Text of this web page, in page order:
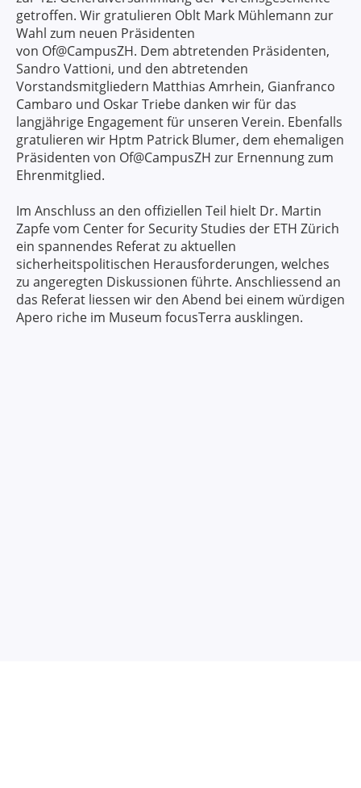
getroffen. Wir gratulieren Oblt Mark Mühlemann zur
Wahl zum neuen Präsidenten
von Of@CampusZH. Dem abtretenden Präsidenten,
Sandro Vattioni, und den abtretenden
Vorstandsmitgliedern Matthias Amrhein, Gianfranco
Cambaro und Oskar Triebe danken wir für das
langjährige Engagement für unseren Verein. Ebenfalls
gratulieren wir Hptm Patrick Blumer, dem ehemaligen
Präsidenten von Of@CampusZH zur Ernennung zum
Ehrenmitglied.
Im Anschluss an den offiziellen Teil hielt Dr. Martin
Zapfe vom Center for Security Studies der ETH Zürich
ein spannendes Referat zu aktuellen
sicherheitspolitischen Herausforderungen, welches
zu angeregten Diskussionen führte. Anschliessend an
das Referat liessen wir den Abend bei einem würdigen
Apero riche im Museum focusTerra ausklingen.